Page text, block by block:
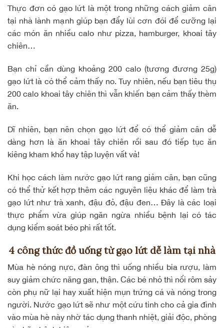
Thực đơn có gạo lứt là một trong những cách giảm cân
tại nhà lành mạnh giúp bạn đẩy lùi cơn đói để cưỡng lại
các món ăn nhiều calo như pizza, hamburger, khoai tây
chiên…
Bạn chỉ cần dùng khoảng 200 calo (tương đương 25g)
gạo lứt là có thể cảm thấy no. Tuy nhiên, nếu bạn tiêu thụ
200 calo khoai tây chiên thì vẫn khiến bạn cảm thấy thèm
ăn.
Dĩ nhiên, bạn nên chọn gạo lứt để có thể giảm cân dễ
dàng hơn là ăn khoai tây chiên rồi sau đó tiếp tục ăn
kiêng kham khổ hay tập luyện vất vả!
Khi học cách làm nước gạo lứt rang giảm cân, bạn cũng
có thể thử kết hợp thêm các nguyên liệu khác để làm trà
gạo lứt như trà xanh, đậu đỏ, đậu đen… Đây là các loại
thực phẩm vừa giúp ngăn ngừa nhiều bệnh lại có tác
dụng kiểm soát béo phì rất tốt.
4 công thức đồ uống từ gạo lứt dễ làm tại nhà
Mùa hè nóng nực, đàn ông thì uống nhiều bia rượu, làm
suy giảm chức năng gan, thận. Các bé nhỏ thì nổi rôm sảy
còn phụ nữ lại hay xuất hiện mụn trứng cá và nóng trong
người. Nước gạo lứt sẽ như một cứu tinh cho cả gia đình
vào mùa hè này nhờ tác dụng thanh nhiệt, giải độc, phòng